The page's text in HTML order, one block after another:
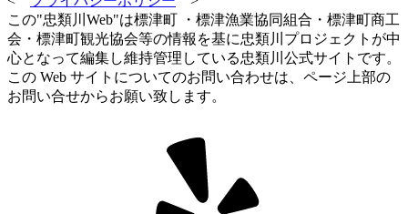
この"忠類川Web"は標津町 ・標津漁業協同組合・標津町商工
会・標津町観光協会等の情報を基に忠類川プロジェクトが中
心となって編集し維持管理している忠類川公式サイトです。
この Web サイトについてのお問い合わせは、ページ上部の
お問い合せからお願い致します。